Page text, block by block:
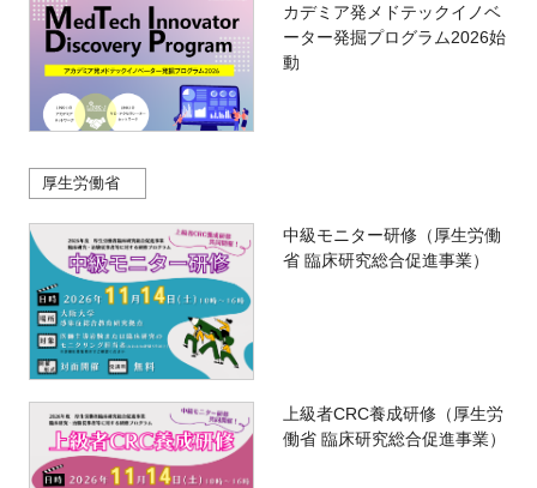
カデミア発メドテックイノベ
ーター発掘プログラム2026始
動
厚生労働省
中級モニター研修（厚生労働
省 臨床研究総合促進事業）
上級者CRC養成研修（厚生労
働省 臨床研究総合促進事業）